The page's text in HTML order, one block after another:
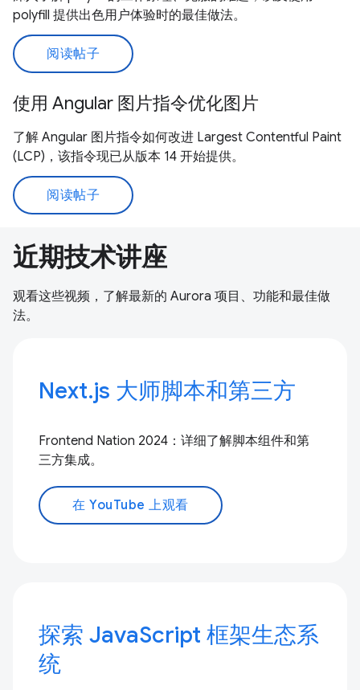
polyfill 提供出色用户体验时的最佳做法。
阅读帖子
使用 Angular 图片指令优化图片
了解 Angular 图片指令如何改进 Largest Contentful Paint
(LCP)，该指令现已从版本 14 开始提供。
阅读帖子
近期技术讲座
观看这些视频，了解最新的 Aurora 项目、功能和最佳做
法。
Next.js 大师脚本和第三方
Frontend Nation 2024：详细了解脚本组件和第
三方集成。
在 YouTube 上观看
探索 JavaScript 框架生态系
统